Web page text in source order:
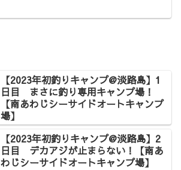
【2023年初釣りキャンプ@淡路島】1
日目 まさに釣り専用キャンプ場！
【南あわじシーサイドオートキャンプ
場】
【2023年初釣りキャンプ@淡路島】2
日目 デカアジが止まらない！【南あ
わじシーサイドオートキャンプ場】